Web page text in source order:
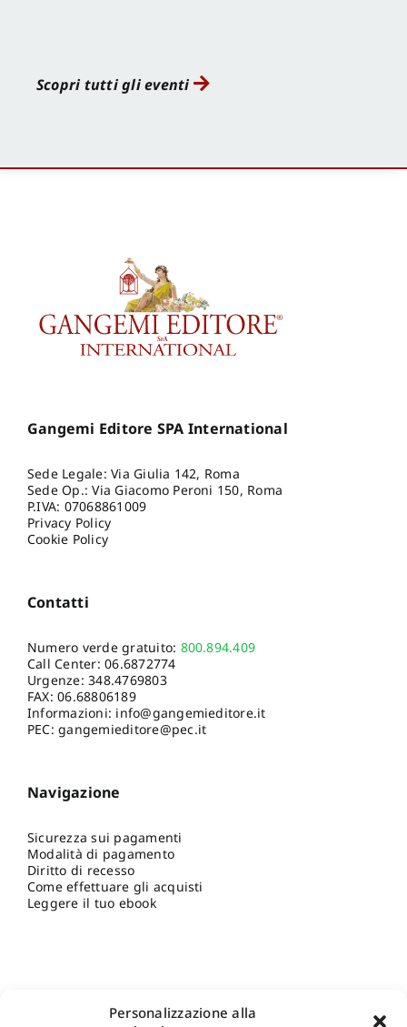
Personalizzazione alla
Scopri tutti gli eventi
Gangemi Editore SPA International
Sede Legale: Via Giulia 142, Roma
Sede Op.: Via Giacomo Peroni 150, Roma
P.IVA: 07068861009
Privacy Policy
Cookie Policy
Contatti
Numero verde gratuito: 800.894.409
Call Center:06.6872774
Urgenze:348.4769803
FAX: 06.68806189
Informazioni: info@gangemieditore.it
PEC: gangemieditore@pec.it
Navigazione
Sicurezza sui pagamenti
Modalità di pagamento
Diritto di recesso
Come effettuare gli acquisti
Leggere il tuo ebook